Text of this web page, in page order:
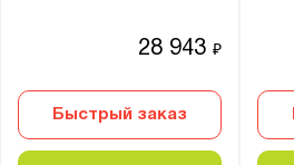
28 943₽
Быстрый заказ
4 ключевых
Ключевой